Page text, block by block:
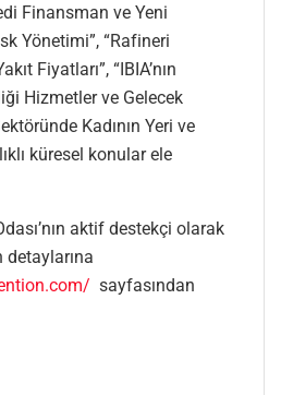
Finansman ve Yeni
Yönetimi”, “Rafineri
Fiyatları”, “IBIA’nın
Hizmetler ve Gelecek
Kadının Yeri ve
küresel konular ele
aktif destekçi olarak
detaylarına
sayfasından